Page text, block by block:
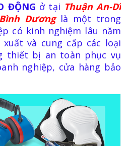
VÀ PHỤ KIỆN
ĐỘNG ở tại Thuận An-Dĩ
Dương là một trong
có kinh nghiệm lâu năm
và cung cấp các loại
thiết bị an toàn phục vụ
nghiệp, cửa hàng bảo